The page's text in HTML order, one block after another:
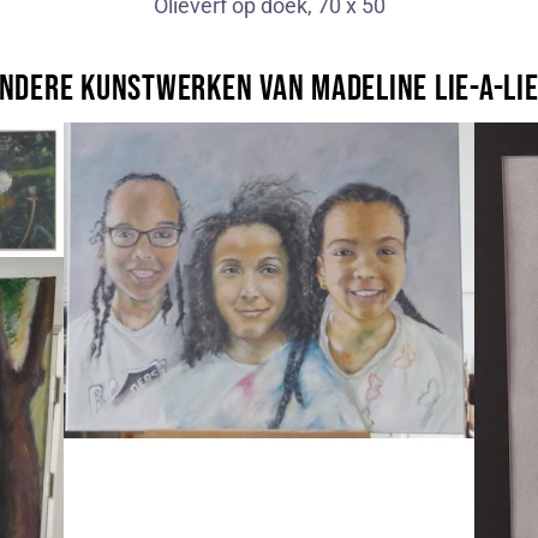
kunstwerken van Madeline Lie-A-